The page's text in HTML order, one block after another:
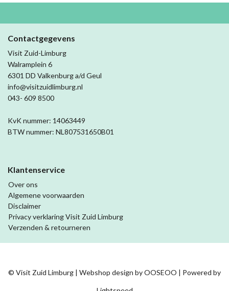
Contactgegevens
Visit Zuid-Limburg
Walramplein 6
6301 DD Valkenburg a/d Geul
info@visitzuidlimburg.nl
043- 609 8500
KvK nummer: 14063449
BTW nummer: NL807531650B01
Klantenservice
Over ons
Algemene voorwaarden
Disclaimer
Privacy verklaring Visit Zuid Limburg
Verzenden & retourneren
© Visit Zuid Limburg | Webshop design byOOSEOO | Powered by